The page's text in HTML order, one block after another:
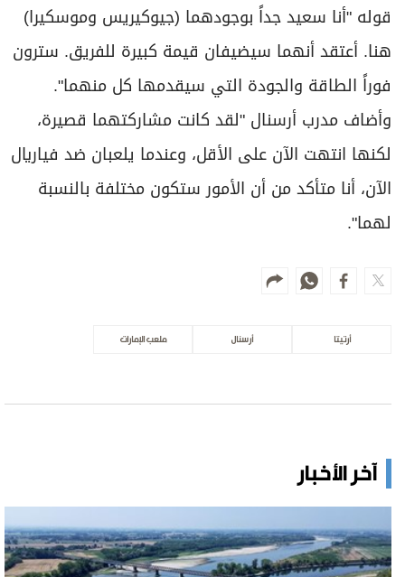
قوله "أنا سعيد جداً بوجودهما (جيوكيريس وموسكيرا)
هنا. أعتقد أنهما سيضيفان قيمة كبيرة للفريق. سترون
فوراً الطاقة والجودة التي سيقدمها كل منهما".
وأضاف مدرب أرسنال "لقد كانت مشاركتهما قصيرة،
لكنها انتهت الآن على الأقل، وعندما يلعبان ضد فياريال
الآن، أنا متأكد من أن الأمور ستكون مختلفة بالنسبة
لهما".
أرتيتا أرسنال ملعب الإمارات
آخر الأخبار